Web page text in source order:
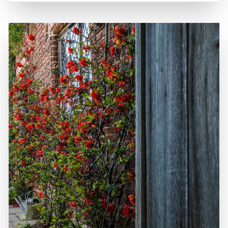
in das Leben der Adligen im Laufe der Jahrhunderte.
an geführten Touren teilnehmen und verschiedene
Veranstaltungen und Aktivitäten genießen, die das ganze
Jahr über stattfinden. Ein Besuch in Leeds Castle ist eine
hervorragende Möglichkeit, die britische Geschichte zu
erleben, die beeindruckende Architektur zu bewundern
und die natürliche Schönheit der Umgebung zu genießen.
der nächste Bahnhof in Bearsted liegt, von wo aus
Shuttlebusse zum Schloss fahren. Die zentrale Lage von
Leeds Castle macht es zu einem idealen Ausgangspunkt
für Erkundungen der umliegenden Sehenswürdigkeiten,
einschließlich der historischen Stadt Canterbury und der
malerischen Kentish Küste. Die Kombination aus
historischer Bedeutung, atemberaubender Natur und der
Möglichkeit, die britische Lebensart zu genießen, macht
Leeds Castle zu einem unverzichtbaren Ziel für Reisende,
die die Vielfalt und den Charme dieser einzigartigen
Region entdecken möchten.